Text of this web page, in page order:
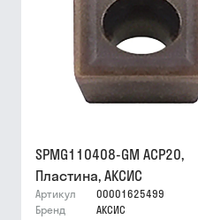
SPMG110408-GM ACP20,
Пластина, АКСИС
Артикул
00001625499
Бренд
АКСИС